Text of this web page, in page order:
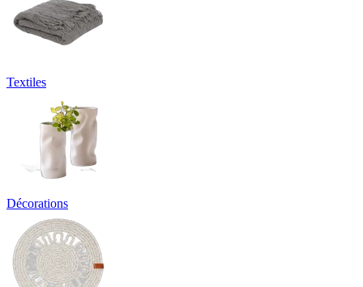
Textiles
Décorations